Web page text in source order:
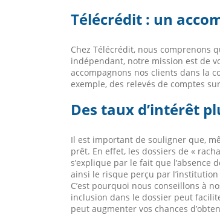
Télécrédit : un
Chez Télécrédit, nous
indépendant, notre mission est de
accompagnons nos clients dans la
exemple, des relevés de comptes
Des taux d’intérêt
Il est important de souligner que,
prêt. En effet, les dossiers de «
s’explique par le fait que
ainsi le risque perçu par
C’est pourquoi nous conseillons à
inclusion dans le dossier peut
peut augmenter vos chances